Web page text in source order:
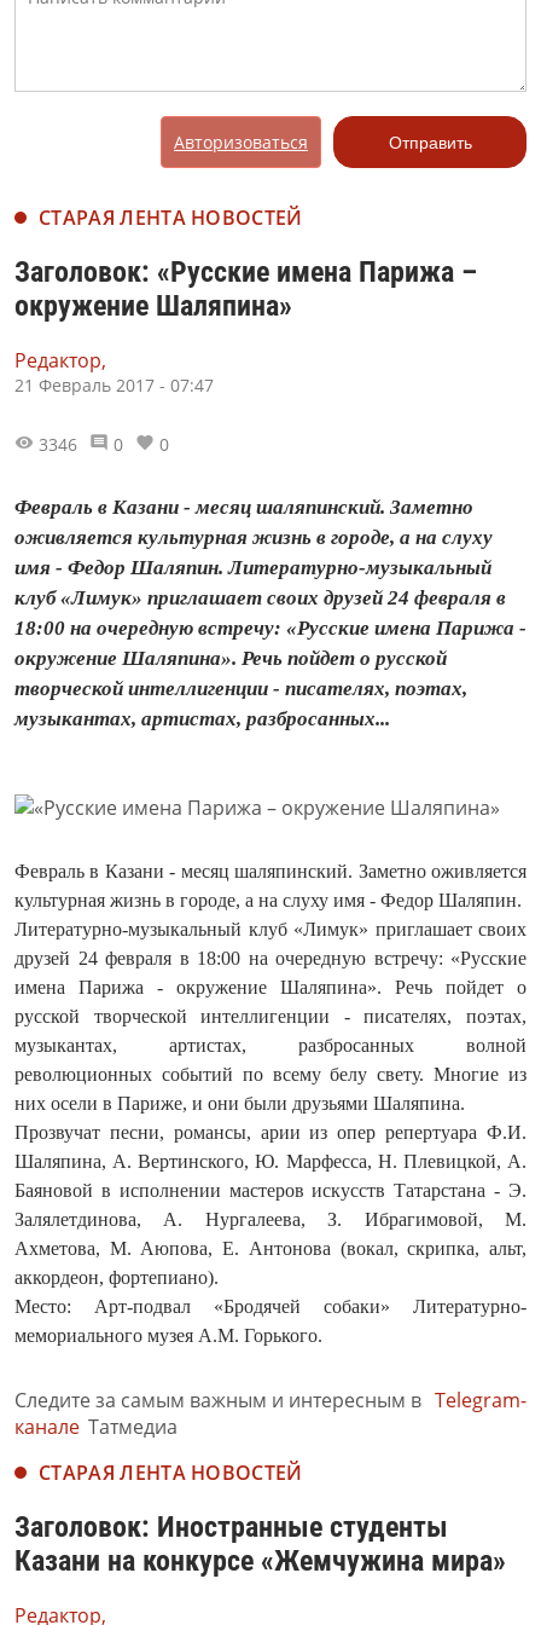
Авторизоваться Отправить
СТАРАЯ ЛЕНТА НОВОСТЕЙ
Заголовок: «Русские имена Парижа –
окружение Шаляпина»
Редактор,
21 Февраль 2017 - 07:47
3346 0 0
Февраль в Казани - месяц шаляпинский. Заметно
оживляется культурная жизнь в городе, а на слуху
имя - Федор Шаляпин. Литературно-музыкальный
клуб «Лимук» приглашает своих друзей 24 февраля в
18:00 на очередную встречу: «Русские имена Парижа -
окружение Шаляпина». Речь пойдет о русской
творческой интеллигенции - писателях, поэтах,
музыкантах, артистах, разбросанных...
Февраль в Казани - месяц шаляпинский. Заметно оживляется
культурная жизнь в городе, а на слуху имя - Федор Шаляпин.
Литературно-музыкальный клуб «Лимук» приглашает своих
друзей 24 февраля в 18:00 на очередную встречу: «Русские
имена Парижа - окружение Шаляпина». Речь пойдет о
русской творческой интеллигенции - писателях, поэтах,
музыкантах, артистах, разбросанных волной
революционных событий по всему белу свету. Многие из
них осели в Париже, и они были друзьями Шаляпина.
Прозвучат песни, романсы, арии из опер репертуара Ф.И.
Шаляпина, А. Вертинского, Ю. Марфесса, Н. Плевицкой, А.
Баяновой в исполнении мастеров искусств Татарстана - Э.
Залялетдинова, А. Нургалеева, З. Ибрагимовой, М.
Ахметова, М. Аюпова, Е. Антонова (вокал, скрипка, альт,
аккордеон, фортепиано).
Место: Арт-подвал «Бродячей собаки» Литературно-
мемориального музея А.М. Горького.
Следите за самым важным и интересным в Telegram-
канале Татмедиа
СТАРАЯ ЛЕНТА НОВОСТЕЙ
Заголовок: Иностранные студенты
Казани на конкурсе «Жемчужина мира»
Редактор,